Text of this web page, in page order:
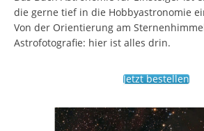
die gerne tief in die Hobbyastronomie
Von der Orientierung am
Astrofotografie: hier ist alles drin.
Jetzt bestellen